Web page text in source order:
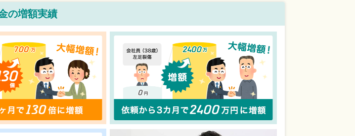
の増額実績